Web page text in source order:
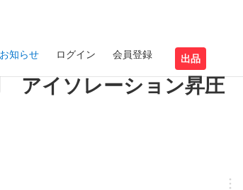
お知らせ ログイン 会員登録 出品
アイソレーション昇圧